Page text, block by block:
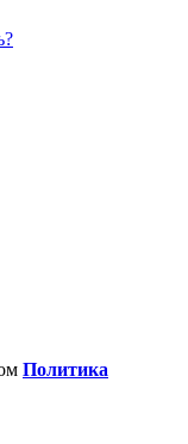
Политика